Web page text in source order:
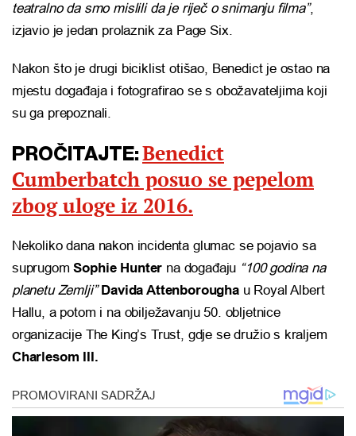
teatralno da smo mislili da je riječ o snimanju filma”,
izjavio je jedan prolaznik za Page Six.
Nakon što je drugi biciklist otišao, Benedict je ostao na
mjestu događaja i fotografirao se s obožavateljima koji
su ga prepoznali.
PROČITAJTE:Benedict
Cumberbatch posuo se pepelom
zbog uloge iz 2016.
Nekoliko dana nakon incidenta glumac se pojavio sa
suprugomSophie Hunter na događaju “100 godina na
planetu Zemlji” Davida Attenboroughau Royal Albert
Hallu, a potom i na obilježavanju 50. obljetnice
organizacije The King’s Trust, gdje se družio s kraljem
Charlesom III.